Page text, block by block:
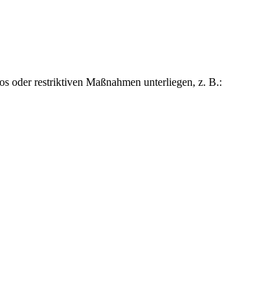
oder restriktiven Maßnahmen unterliegen, z. B.: